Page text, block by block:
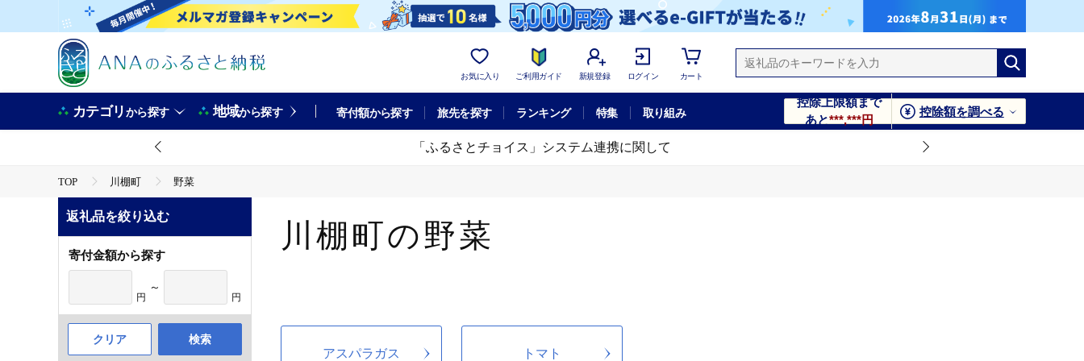
お気に入り ご利用ガイド 新規登録 ログイン カート
カテゴリから探す 地域から探す 寄付額から探す 旅先を探す ランキング 特集 取り組み
控除上限額まで
あと***,***円
控除額を調べる
「ふるさとチョイス」システム連携に関して
TOP 川棚町 野菜
返礼品を絞り込む
寄付金額から探す
円
～
円
クリア 検索
川棚町の野菜
アスパラガス トマト